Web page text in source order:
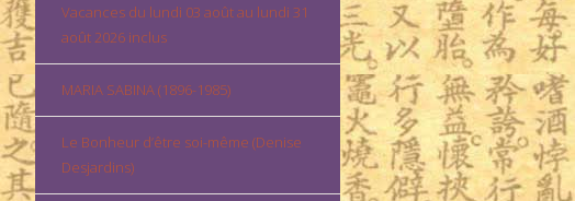
Vacances du lundi 03 août au lundi 31
août 2026 inclus
MARIA SABINA (1896-1985)
Le Bonheur d’être soi-même (Denise
Desjardins)